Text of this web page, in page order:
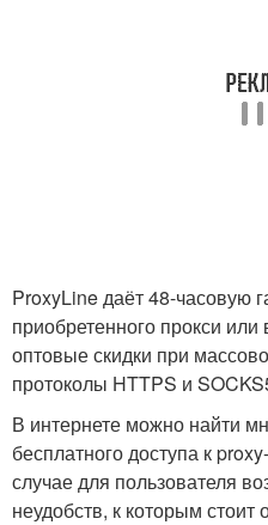
ProxyLine даёт 48-часовую
приобретенного прокси
оптовые скидки при
протоколы HTTPS и
В интернете можно найти
бесплатного доступа к
случае для пользователя
неудобств, к которым стоит